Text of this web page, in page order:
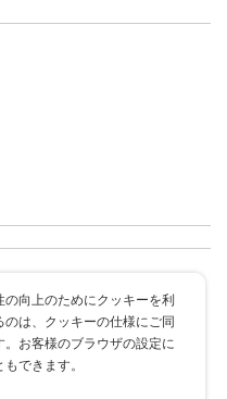
向上のためにクッキーを利
は、クッキーの仕様にご同
お客様のブラウザの設定に
できます。